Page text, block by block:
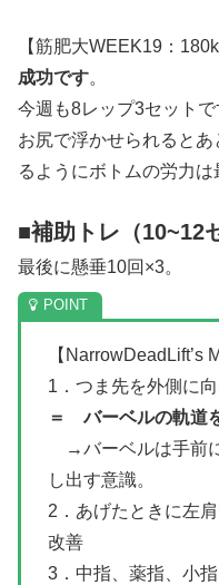
【筋肥大WEEK19：
成功です。
今週も8レップ3セット
お尻で浮かせられると
るようにボトムの労力は
■補助トレ（10~12
最後に懸垂10回×3。
【NarrowDeadLift’s
1．つま先を外側に
＝ バーベルの軌道
→バーベルは手前
し出す意識。
2．あげたときに左
改善
3．中指、薬指、小